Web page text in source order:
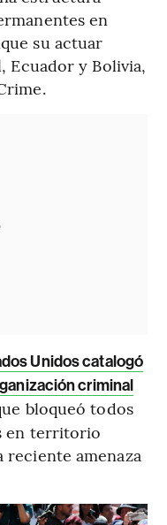
en
su actuar
Ecuador y Bolivia,
Unidos catalogó
criminal
bloqueó todos
en territorio
reciente amenaza